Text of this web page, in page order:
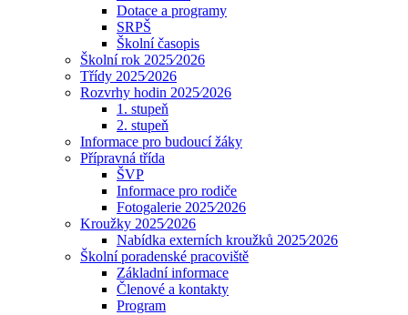
Dotace a programy
SRPŠ
Školní časopis
Školní rok 2025⁄2026
Třídy 2025⁄2026
Rozvrhy hodin 2025⁄2026
1. stupeň
2. stupeň
Informace pro budoucí žáky
Přípravná třída
ŠVP
Informace pro rodiče
Fotogalerie 2025⁄2026
Kroužky 2025⁄2026
Nabídka externích kroužků 2025⁄2026
Školní poradenské pracoviště
Základní informace
Členové a kontakty
Program